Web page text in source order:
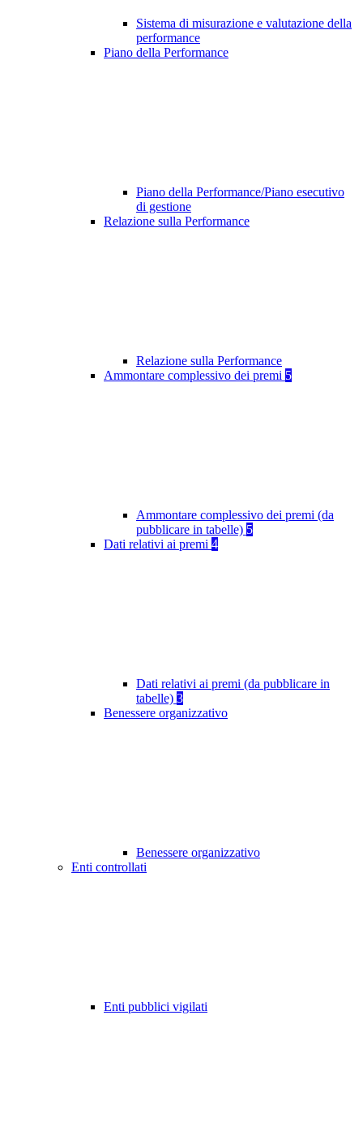
Sistema di misurazione e valutazione della
performance
Piano della Performance
Piano della Performance/Piano esecutivo
di gestione
Relazione sulla Performance
Relazione sulla Performance
Ammontare complessivo dei premi 5
Ammontare complessivo dei premi (da
pubblicare in tabelle) 5
Dati relativi ai premi 4
Dati relativi ai premi (da pubblicare in
tabelle) 3
Benessere organizzativo
Benessere organizzativo
Enti controllati
Enti pubblici vigilati